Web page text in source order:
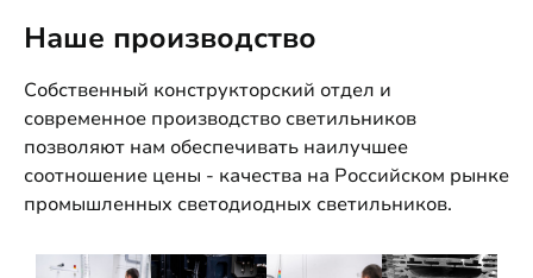
Наше производство
Собственный конструкторский отдел и
современное производство светильников
позволяют нам обеспечивать наилучшее
соотношение цены - качества на Российском рынке
промышленных светодиодных светильников.